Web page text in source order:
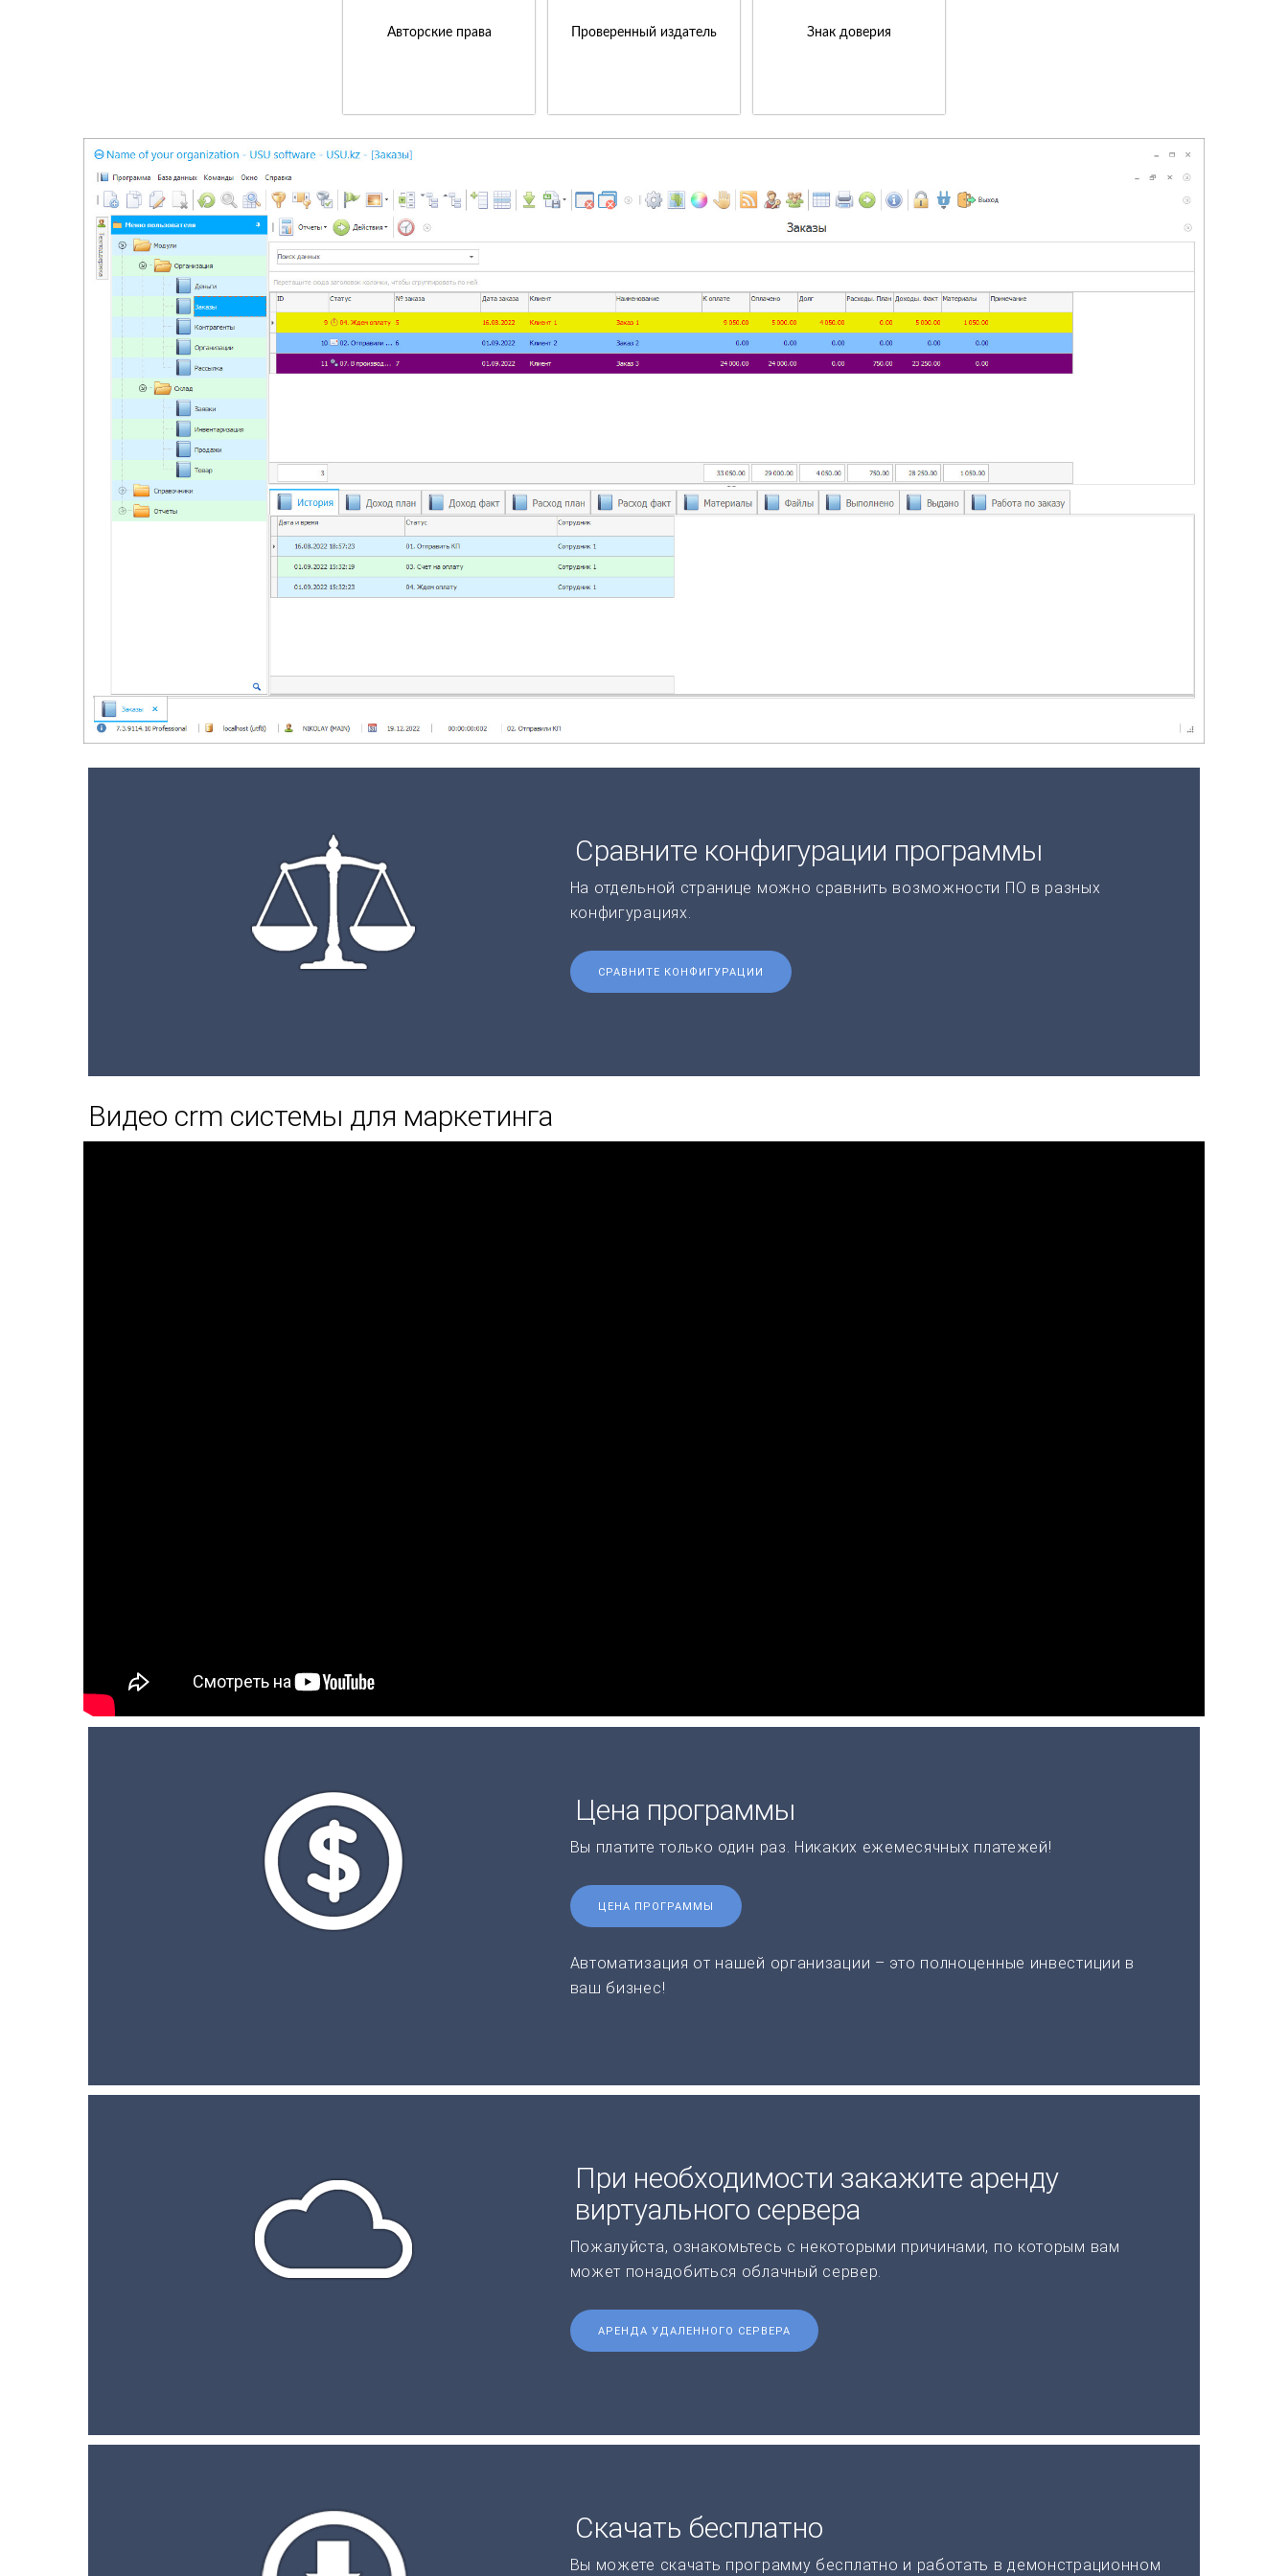
Авторские права Проверенный издатель Знак доверия
Сравните конфигурации программы
На отдельной странице можно сравнить возможности ПО в разных
конфигурациях.
СРАВНИТЕ КОНФИГУРАЦИИ
Видео crm системы для маркетинга
Цена программы
Вы платите только один раз. Никаких ежемесячных платежей!
ЦЕНА ПРОГРАММЫ
Автоматизация от нашей организации – это полноценные инвестиции в
ваш бизнес!
При необходимости закажите аренду
виртуального сервера
Пожалуйста, ознакомьтесь с некоторыми причинами, по которым вам
может понадобиться облачный сервер.
АРЕНДА УДАЛЕННОГО СЕРВЕРА
Скачать бесплатно
Вы можете скачать программу бесплатно и работать в демонстрационном